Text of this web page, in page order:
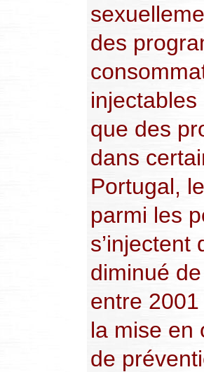
des
que des
dans
Portugal,
parmi les
s’injectent
diminué
entre
la mise
de